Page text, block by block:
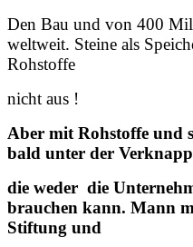
Den Bau und von 400
weltweit. Steine als
Rohstoffe
nicht aus !
Aber mit Rohstoffe und
bald unter der
die weder die
brauchen kann. Mann
Stiftung und